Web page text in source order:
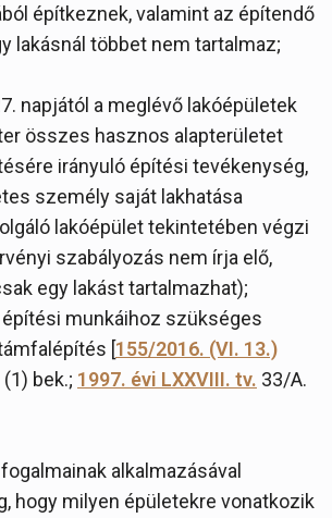
építkeznek, valamint az építendő
lakásnál többet nem tartalmaz;
napjától a meglévő lakóépületek
összes hasznos alapterületet
irányuló építési tevékenység,
személy saját lakhatása
lakóépület tekintetében végzi
szabályozás nem írja elő,
egy lakást tartalmazhat);
munkáihoz szükséges
[155/2016. (VI. 13.)
(1) bek.; 1997. évi LXXVIII. tv. 33/A.
alkalmazásával
hogy milyen épületekre vonatkozik